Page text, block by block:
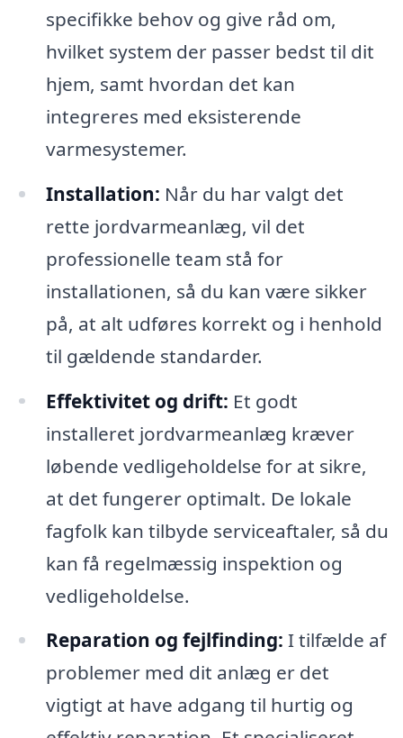
specifikke behov og give råd om,
hvilket system der passer bedst til dit
hjem, samt hvordan det kan
integreres med eksisterende
varmesystemer.
Installation: Når du har valgt det
rette jordvarmeanlæg, vil det
professionelle team stå for
installationen, så du kan være sikker
på, at alt udføres korrekt og i henhold
til gældende standarder.
Effektivitet og drift: Et godt
installeret jordvarmeanlæg kræver
løbende vedligeholdelse for at sikre,
at det fungerer optimalt. De lokale
fagfolk kan tilbyde serviceaftaler, så du
kan få regelmæssig inspektion og
vedligeholdelse.
Reparation og fejlfinding: I tilfælde af
problemer med dit anlæg er det
vigtigt at have adgang til hurtig og